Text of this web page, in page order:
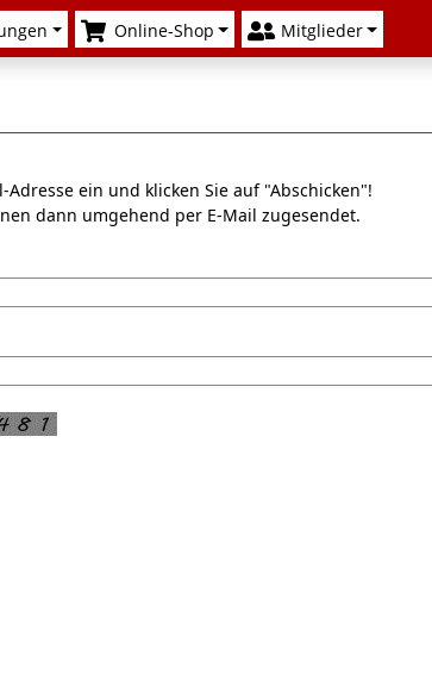
Online-Shop Mitglieder
ein und klicken Sie auf "Abschicken"!
dann umgehend per E-Mail zugesendet.